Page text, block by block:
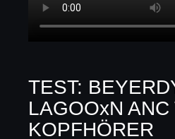
TEST:
LAGOOxN
KOPFHÖRER